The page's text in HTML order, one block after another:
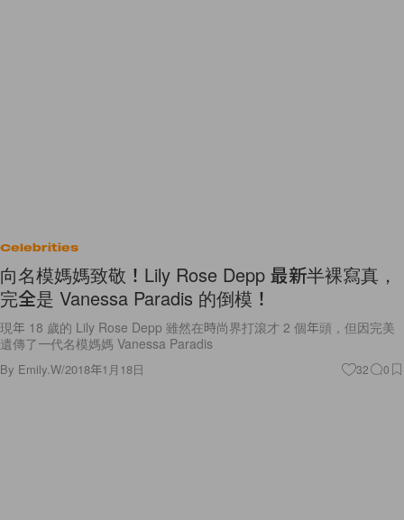
Celebrities
向名模媽媽致敬！Lily Rose Depp 最新半裸寫真，
完全是 Vanessa Paradis 的倒模！
現年 18 歲的 Lily Rose Depp 雖然在時尚界打滾才 2 個年頭，但因完美
遺傳了一代名模媽媽 Vanessa Paradis
By Emily.W/2018年1月18日 32 0